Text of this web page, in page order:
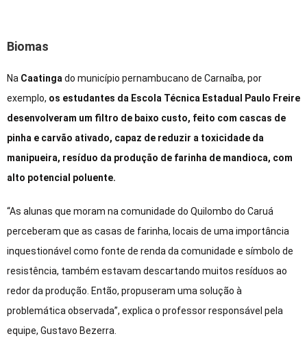
Biomas
Na Caatingado município pernambucano de Carnaíba, por
exemplo, os estudantes da Escola Técnica Estadual Paulo Freire
desenvolveram um filtro de baixo custo, feito com cascas de
pinha e carvão ativado, capaz de reduzir a toxicidade da
manipueira, resíduo da produção de farinha de mandioca, com
alto potencial poluente.
“As alunas que moram na comunidade do Quilombo do Caruá
perceberam que as casas de farinha, locais de uma importância
inquestionável como fonte de renda da comunidade e símbolo de
resistência, também estavam descartando muitos resíduos ao
redor da produção. Então, propuseram uma solução à
problemática observada”, explica o professor responsável pela
equipe, Gustavo Bezerra.